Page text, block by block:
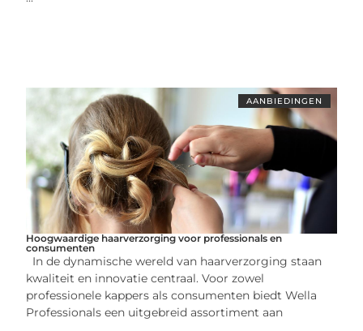
AANBIEDINGEN
Hoogwaardige haarverzorging voor professionals en
consumenten
In de dynamische wereld van haarverzorging staan
kwaliteit en innovatie centraal. Voor zowel
professionele kappers als consumenten biedt Wella
Professionals een uitgebreid assortiment aan